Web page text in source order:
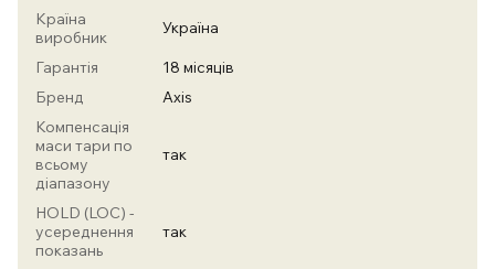
Країна
виробник
Україна
Гарантія
18 місяців
Бренд
Axis
Компенсація
маси тари по
всьому
діапазону
так
HOLD (LOC) -
усереднення
показань
так